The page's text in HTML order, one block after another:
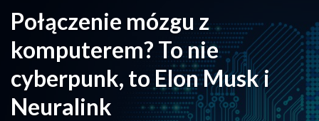
Połączenie mózgu z
komputerem? To nie
cyberpunk, to Elon Musk i
Neuralink